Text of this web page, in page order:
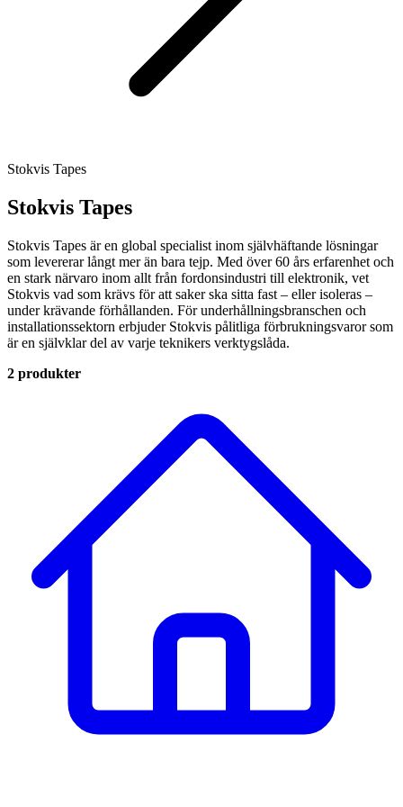
Stokvis Tapes
Stokvis Tapes
Stokvis Tapes är en global specialist inom självhäftande lösningar
som levererar långt mer än bara tejp. Med över 60 års erfarenhet och
en stark närvaro inom allt från fordonsindustri till elektronik, vet
Stokvis vad som krävs för att saker ska sitta fast – eller isoleras –
under krävande förhållanden. För underhållningsbranschen och
installationssektorn erbjuder Stokvis pålitliga förbrukningsvaror som
är en självklar del av varje teknikers verktygslåda.
2 produkter